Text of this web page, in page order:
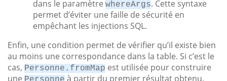
dans le paramètre whereArgs. Cette syntaxe
permet d’éviter une faille de sécurité en
empêchant les injections SQL.
Enfin, une condition permet de vérifier qu’il existe bien
au moins une correspondance dans la table. Si c’est le
cas, Personne.fromMap est utilisée pour construire
une
à partir du premier résultat obtenu.